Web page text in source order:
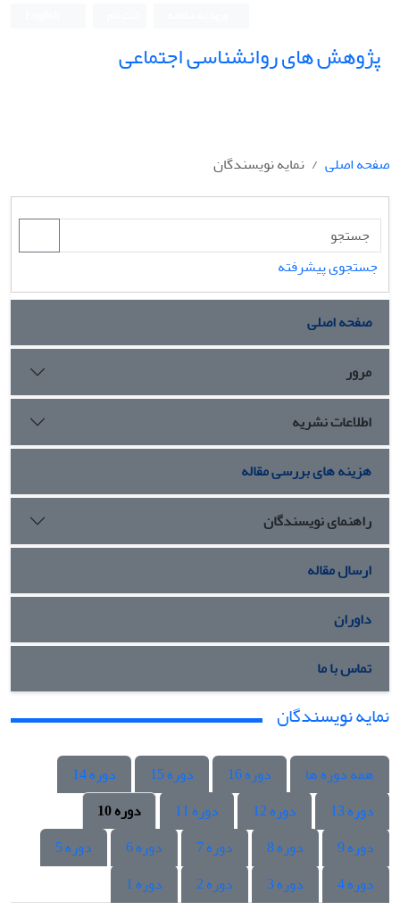
پژوهش های روانشناسی اجتماعی
صفحه اصلی نمایه نویسندگان
جستجوی پیشرفته
صفحه اصلی
مرور
اطلاعات نشریه
هزینه های بررسی مقاله
راهنمای نویسندگان
ارسال مقاله
داوران
تماس با ما
نمایه نویسندگان
همه دوره ها دوره 16 دوره 15
دوره 14
دوره 13
دوره 12 دوره 11
دوره 10
دوره 9
دوره 8 دوره 7 دوره 6
دوره 5
دوره 4
دوره 3 دوره 2 دوره 1